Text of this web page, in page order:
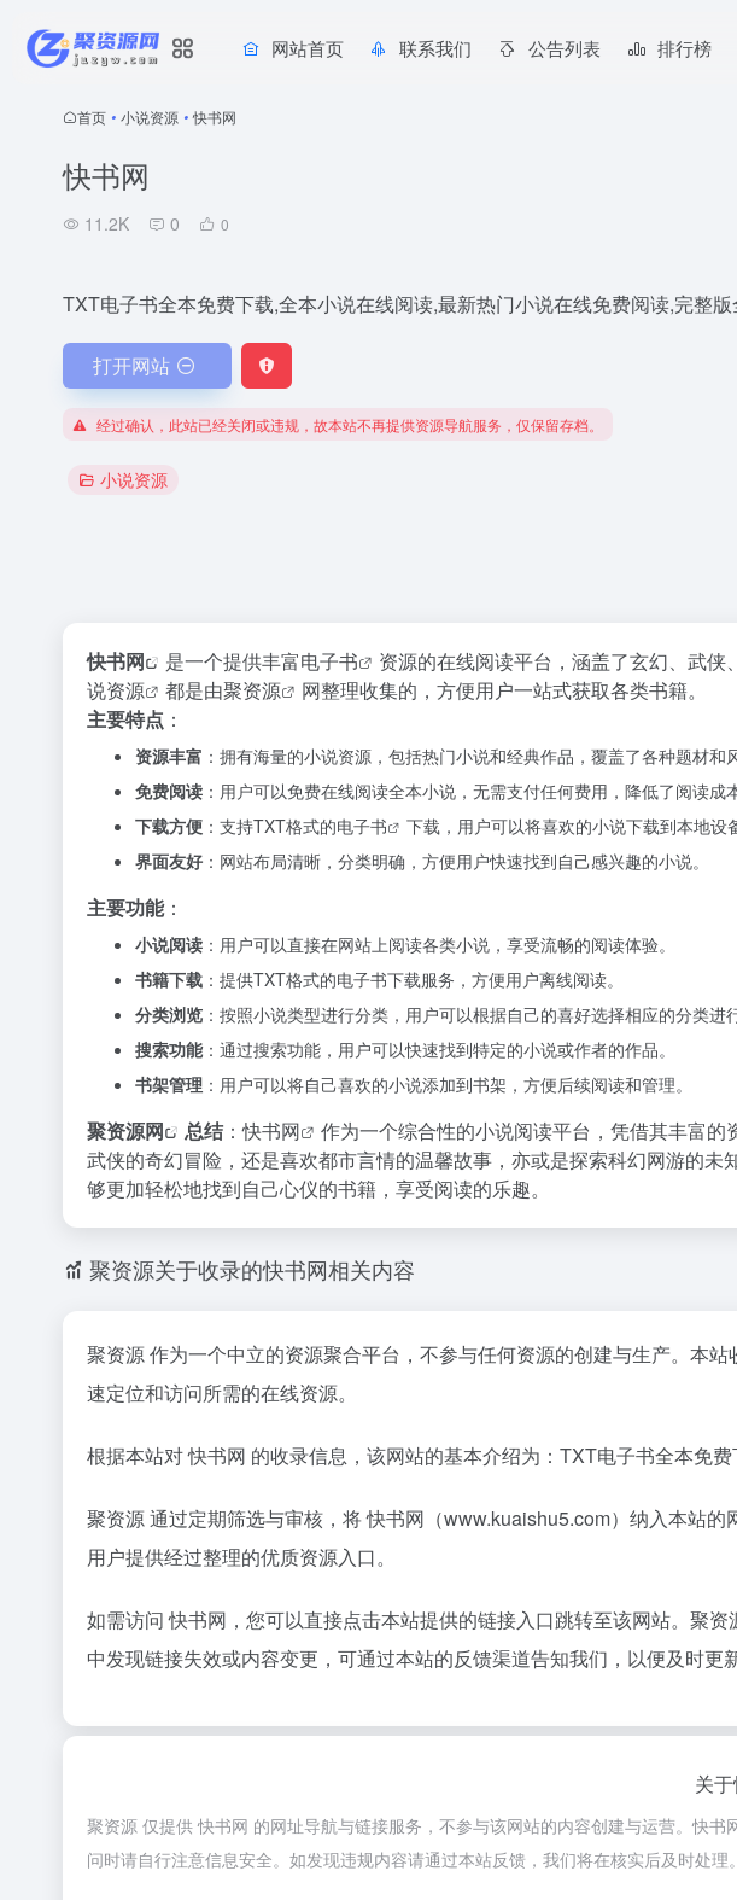
网站首页 联系我们 公告列表 排行榜
首页 • 小说资源 • 快书网
快书网
11.2K 0 0
TXT电子书全本免费下载,全本小说在线阅读,最新热门小说在线免费阅读,完整
打开网站
经过确认，此站已经关闭或违规，故本站不再提供资源导航服务，仅保留存档。
小说资源
快书网 是一个提供丰富电子书 资源的在线阅读平台，涵盖了玄幻、武
说资源
都是由聚资源
网整理收集的，方便用户一站式获取各类书籍。
主要特点 ：
资源丰富 ：拥有海量的小说资源，包括热门小说和经典作品，覆盖了各种题材和
免费阅读 ：用户可以免费在线阅读全本小说，无需支付任何费用，降低了阅读成本
下载方便 ：支持TXT格式的电子书
下载，用户可以将喜欢的小说下载到本地设
界面友好 ：网站布局清晰，分类明确，方便用户快速找到自己感兴趣的小说。
主要功能：
小说阅读 ：用户可以直接在网站上阅读各类小说，享受流畅的阅读体验。
书籍下载 ：提供TXT格式的电子书下载服务，方便用户离线阅读。
分类浏览 ：按照小说类型进行分类，用户可以根据自己的喜好选择相应的分类进
搜索功能：通过搜索功能，用户可以快速找到特定的小说或作者的作品。
书架管理 ：用户可以将自己喜欢的小说添加到书架，方便后续阅读和管理。
聚资源网 总结：快书网
作为一个综合性的小说阅读平台，凭借其丰富
武侠的奇幻冒险，还是喜欢都市言情的温馨故事，亦或是探索科幻网游的
够更加轻松地找到自己心仪的书籍，享受阅读的乐趣。
聚资源关于收录的快书网相关内容
聚资源 作为一个中立的资源聚合平台，不参与任何资源的创建与生产。本
速定位和访问所需的在线资源。
根据本站对 快书网 的收录信息，该网站的基本介绍为：TXT电子书全本免
聚资源 通过定期筛选与审核，将 快书网（www.kuaishu5.com）纳入本站
用户提供经过整理的优质资源入口。
如需访问 快书网，您可以直接点击本站提供的链接入口跳转至该网站。聚
中发现链接失效或内容变更，可通过本站的反馈渠道告知我们，以便及时更新
关
聚资源 仅提供 快书网 的网址导航与链接服务，不参与该网站的内容创建与运营。快
问时请自行注意信息安全。如发现违规内容请通过本站反馈，我们将在核实后及时处理。